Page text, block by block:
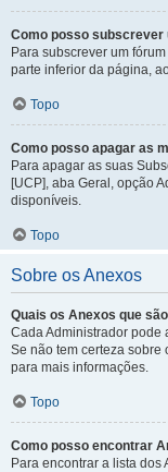
Como posso subscrever
Para subscrever um
parte inferior da página,
Topo
Como posso apagar as
Para apagar as suas
[UCP], aba Geral, opção
disponíveis.
Topo
Sobre os Anexos
Quais os Anexos que
Cada Administrador pode
Se não tem certeza sobre
para mais informações.
Topo
Como posso encontrar
Para encontrar a lista